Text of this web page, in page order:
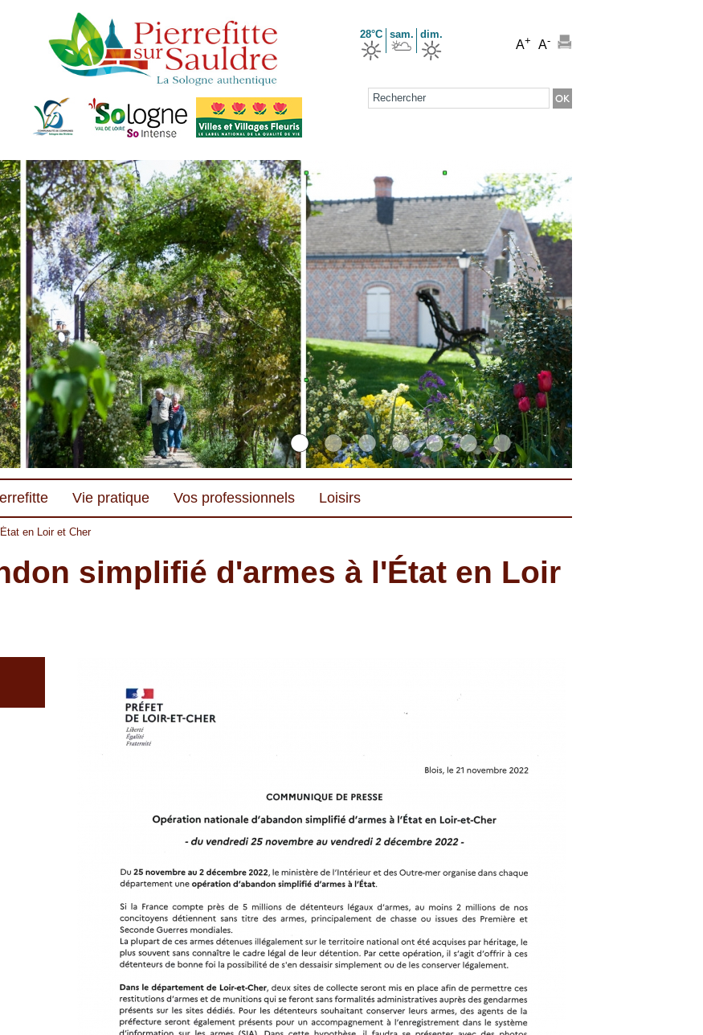
28°C sam. dim.
A+ A-
Formulaire de recherche
Vie pratique Vos professionnels Loisirs
en Loir et Cher
simplifié d'armes à l'État en Loir